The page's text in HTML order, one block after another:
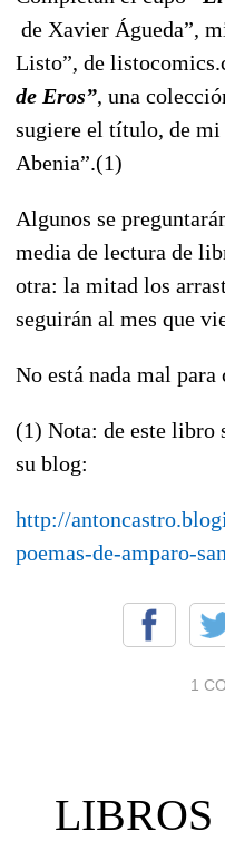
de Xavier Águeda”,
Listo”, de
de Eros”, una
sugiere el título, de mi
Abenia”.(1)
Algunos se
media de lectura de
otra: la mitad los
seguirán al mes que
No está nada mal
(1) Nota: de este libro
su blog:
http://
poemas-de-amparo-
1
LIBROS